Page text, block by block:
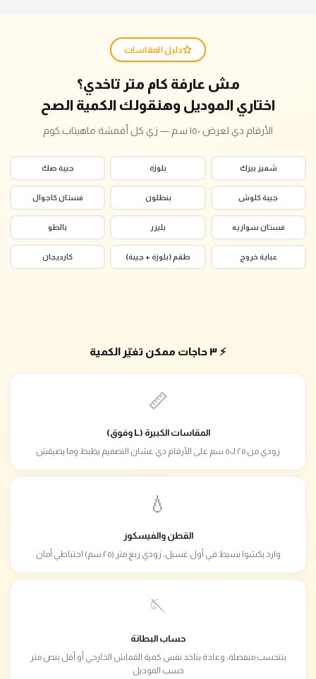
دليل المقاسات
مش عارفة كام متر تاخدي؟
اختاري الموديل وهنقولك الكمية الصح
الأرقام دي لعرض ١٥٠ سم — زي كل أقمشة ماهيتاب.كوم
شميز بيزك بلوزة جيبة صك
جيبة كلوش بنطلون فستان كاجوال
فستان سواريه بليزر بالطو
عباية خروج طقم (بلوزة + جيبة) كارديجان
⚡ ٣ حاجات ممكن تغيّر الكمية
📏
المقاسات الكبيرة (L وفوق)
زودي من ٢٥ لـ٥٠ سم على الأرقام دي عشان التصميم يظبط وما يضيقش
💧
القطن والفيسكوز
وارد يكشوا بسيط في أول غسيل، زودي ربع متر (٢٥ سم) احتياطي أمان
🪡
حساب البطانة
بتتحسب منفصلة، وعادة بتاخد نفس كمية القماش الخارجي أو أقل بنص متر
حسب الموديل